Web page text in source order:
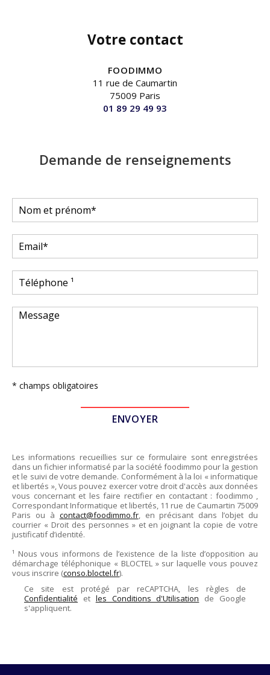
Votre contact
FOODIMMO
11 rue de Caumartin
75009 Paris
01 89 29 49 93
Demande de renseignements
* champs obligatoires
Les informations recueillies sur ce formulaire sont enregistrées
dans un fichier informatisé par la société foodimmo pour la gestion
et le suivi de votre demande. Conformément à la loi « informatique
et libertés », Vous pouvez exercer votre droit d'accès aux données
vous concernant et les faire rectifier en contactant : foodimmo ,
Correspondant Informatique et libertés, 11 rue de Caumartin 75009
Paris ou à contact@foodimmo.fr, en précisant dans l’objet du
courrier « Droit des personnes » et en joignant la copie de votre
justificatif d’identité.
¹ Nous vous informons de l’existence de la liste d’opposition au
démarchage téléphonique « BLOCTEL » sur laquelle vous pouvez
vous inscrire (conso.bloctel.fr).
Ce site est protégé par reCAPTCHA, les règles de
Confidentialité et les Conditions d'Utilisation de Google
s'appliquent.